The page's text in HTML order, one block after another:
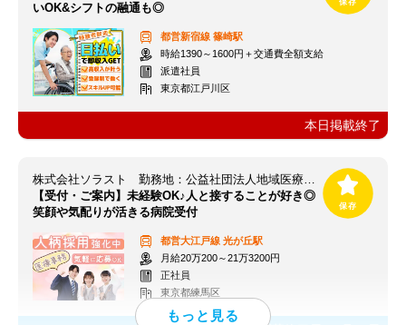
いOK&シフトの融通も◎
都営新宿線 篠崎駅
時給1390～1600円＋交通費全額支給
派遣社員
東京都江戸川区
本日掲載終了
株式会社ソラスト 勤務地：公益社団法人地域医療振興協会 練馬光が丘病院/1312070951-005
【受付・ご案内】未経験OK♪人と接することが好き◎
笑顔や気配りが活きる病院受付
都営大江戸線 光が丘駅
月給20万200～21万3200円
正社員
東京都練馬区